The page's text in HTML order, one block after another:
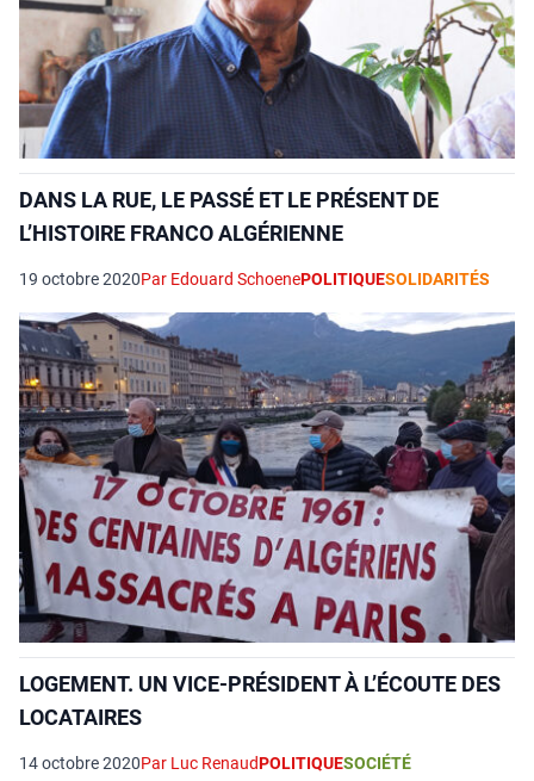
DANS LA RUE, LE PASSÉ ET LE PRÉSENT DE
L’HISTOIRE FRANCO ALGÉRIENNE
19 octobre 2020Par Edouard SchoenePOLITIQUESOLIDARITÉS
LOGEMENT. UN VICE-PRÉSIDENT À L’ÉCOUTE DES
LOCATAIRES
14 octobre 2020Par Luc RenaudPOLITIQUESOCIÉTÉ